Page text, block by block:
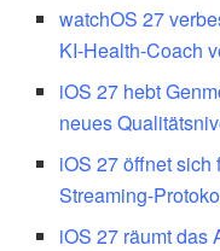
watchOS 27
KI-Health-Coach
iOS 27 hebt
neues
iOS 27 öffnet sich
Streaming-
iOS 27 räumt das